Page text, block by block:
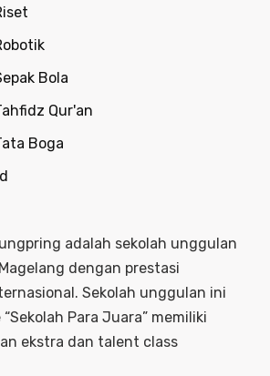
Bola
Qur'an
Boga
adalah sekolah unggulan
dengan prestasi
Sekolah unggulan ini
Para Juara” memiliki
ekstra dan talent class